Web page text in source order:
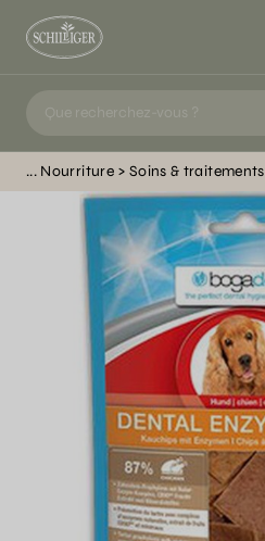
Nourriture Soins & traitements